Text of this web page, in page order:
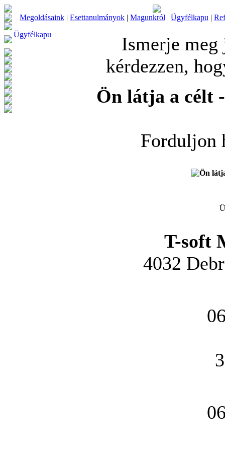
Megoldásaink | Esettanulmányok | Magunkról | Ügyfélkapu |
Ügyfélkapu
Ismerje meg
kérdezzen,
Ön látja a célt
Forduljon
T-soft
4032